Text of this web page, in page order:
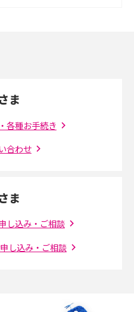
特徴や選び方を紹介
は？設備状況の確認方法も解説
解説！事前に準備すべきものも紹
接続方法を解説
デメリット、中継機との違いを解
ま
各種お手続き
合わせ
ま
し込み・ご相談
し込み・ご相談